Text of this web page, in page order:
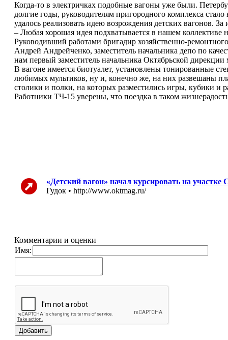
Когда-то в электричках подобные вагоны уже были.
долгие годы, руководителям пригородного комплекса
удалось реализовать идею возрождения детских вагонов.
– Любая хорошая идея подхватывается в нашем
Руководивший работами бригадир хозяйственно-
Андрей Андрейченко, заместитель начальника депо по
нам первый заместитель начальника Октябрьской
В вагоне имеется биотуалет, установлены тонированные
любимых мультиков, ну и, конечно же, на них развешаны
столики и полки, на которых разместились игры, кубики и
Работники ТЧ-15 уверены, что поездка в таком
«Детский вагон» начал курсировать на
Гудок • http://www.oktmag.ru/
Комментарии и оценки
Имя: